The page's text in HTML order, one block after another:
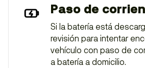
Paso de
Si la batería está
revisión para intentar
vehículo con paso de
a batería a domicilio.